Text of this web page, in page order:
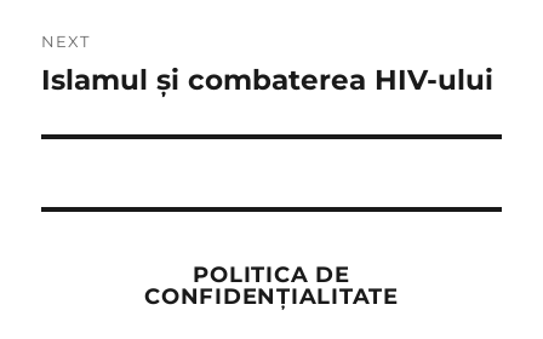
NEXT
Next
Islamul și combaterea HIV-ului
POLITICA DE
CONFIDENȚIALITATE